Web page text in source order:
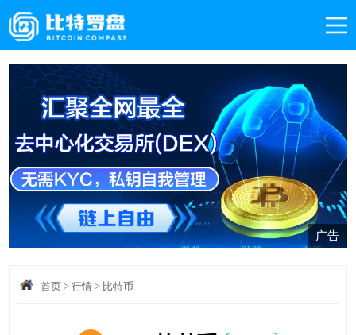
广告
首页> 行情> 比特币